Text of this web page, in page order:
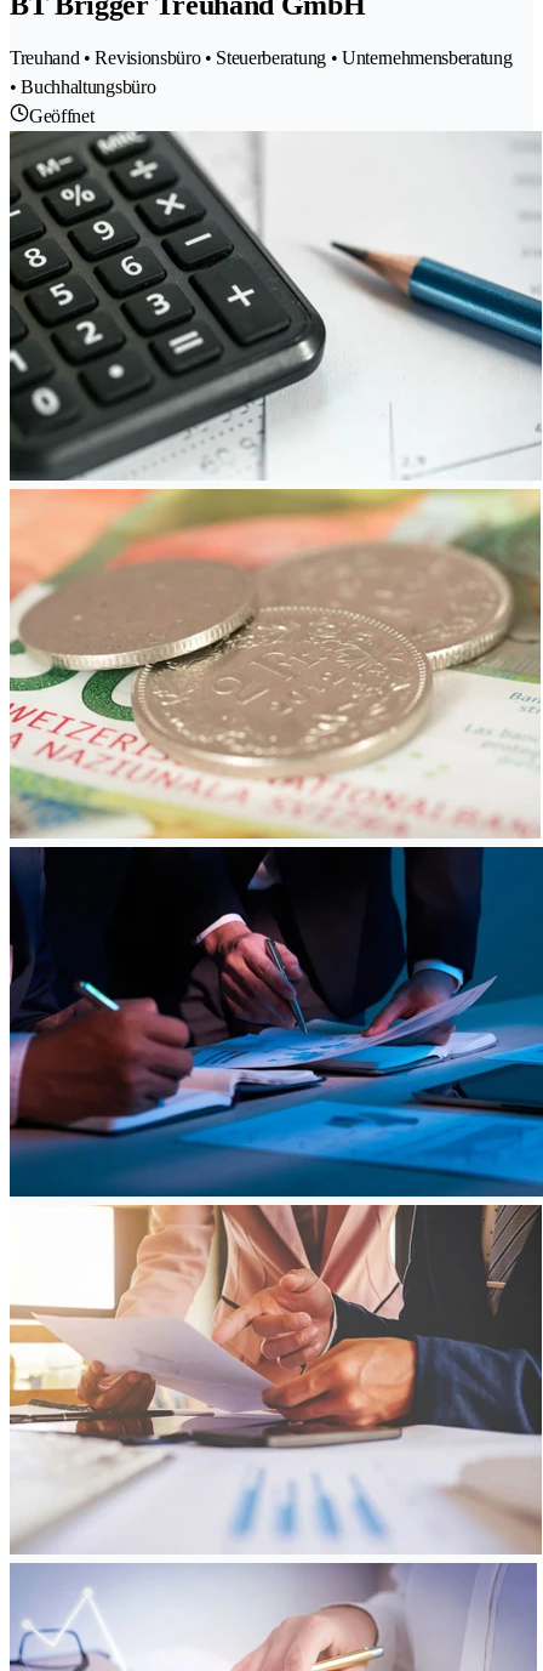
Treuhand • Revisionsbüro • Steuerberatung • Unternehmensberatung
• Buchhaltungsbüro
Geöffnet